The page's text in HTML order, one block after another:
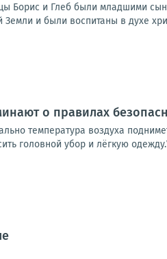
Борис и Глеб были младшими
и были воспитаны в духе
о правилах
температура воздуха
головной убор и лёгкую